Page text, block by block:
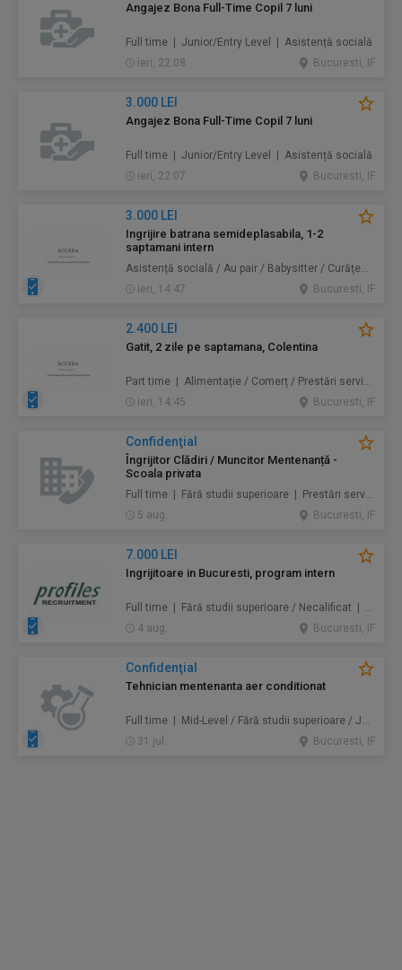
Angajez Bona Full-Time Copil 7 luni
Full time | Junior/Entry Level | Asistență socială
ieri, 22:08
Bucuresti, IF
3.000 LEI
Angajez Bona Full-Time Copil 7 luni
Full time | Junior/Entry Level | Asistență socială
ieri, 22:07
Bucuresti, IF
3.000 LEI
Ingrijire batrana semideplasabila, 1-2
saptamani intern
Asistență socială / Au pair / Babysitter / Curăţenie / Prestări servicii
ieri, 14:47
Bucuresti, IF
2.400 LEI
Gatit, 2 zile pe saptamana, Colentina
Part time | Alimentație / Comerț / Prestări servicii
ieri, 14:45
Bucuresti, IF
Confidenţial
Îngrijitor Clădiri / Muncitor Mentenanță -
Scoala privata
Full time | Fără studii superioare | Prestări servicii / Mentenanță / Instalații / Construcţii / Amenajări
5 aug.
Bucuresti, IF
7.000 LEI
Ingrijitoare in Bucuresti, program intern
Full time | Fără studii superioare / Necalificat | Au pair / Babysitter / Curăţenie / Prestări servicii
4 aug.
Bucuresti, IF
Confidenţial
Tehnician mentenanta aer conditionat
Full time | Mid-Level / Fără studii superioare / Junior/Entry Level | Mentenanță / Instalații
31 jul.
Bucuresti, IF